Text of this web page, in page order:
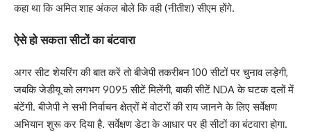
कहा था कि अमित शाह अंकल बोले कि वही (नीतीश) सीएम होंगे.
ऐसे हो सकता सीटों का बंटवारा
अगर सीट शेयरिंग की बात करें तो बीजेपी तकरीबन 100 सीटों पर चुनाव लड़ेगी,
जबकि जेडीयू को लगभग 9095 सीटें मिलेंगी, बाकी सीटें NDA के घटक दलों में
बंटेंगी. बीजेपी ने सभी निर्वाचन क्षेत्रों में वोटरों की राय जानने के लिए सर्वेक्षण
अभियान शुरू कर दिया है. सर्वेक्षण डेटा के आधार पर ही सीटों का बंटवारा होगा.